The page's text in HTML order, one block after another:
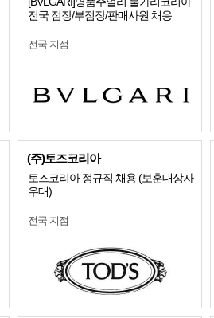
전국 점장/부점장/판매사원 채용
전국 지점
(주)토즈코리아
토즈코리아 정규직 채용 (보훈대상자
우대)
전국 지점